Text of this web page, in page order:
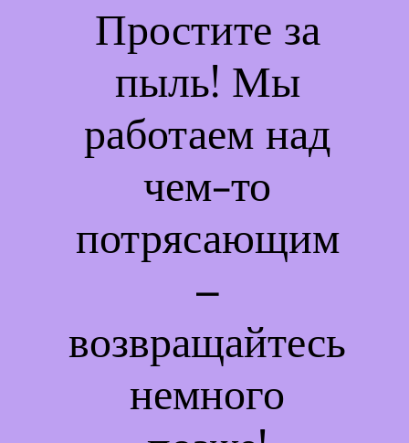
Простите за
пыль! Мы
работаем над
чем-то
потрясающим
–
возвращайтесь
немного